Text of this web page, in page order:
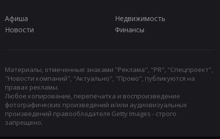
Афиша
Недвижимость
Новости
Финансы
Материалы, отмеченные знаками "Реклама", "PR", "Спецпроект",
"Новости компаний", "Актуально", "Промо", публикуются на
правах рекламы.
Любое копирование, перепечатка и воспроизведение
фотографических произведений и/или аудиовизуальных
произведений правообладателя Getty Images - строго
запрещено.